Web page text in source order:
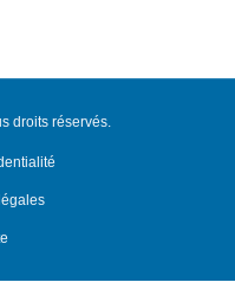
droits réservés.